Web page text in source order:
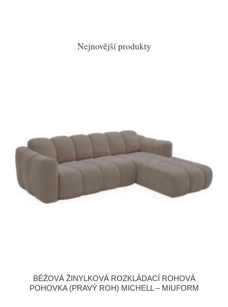
Nejnovější produkty
BÉŽOVÁ ŽINYLKOVÁ ROZKLÁDACÍ ROHOVÁ
POHOVKA (PRAVÝ ROH) MICHELL – MIUFORM